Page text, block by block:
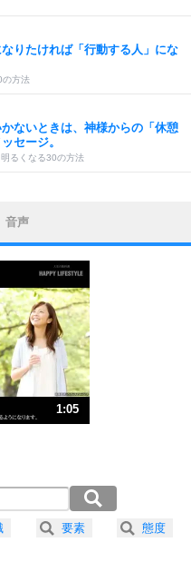
なりたければ「行動する人」にな
の方法
ないときは、神様からの「休憩
セージ。
るくなる30の方法
人を見ない。
なる30の方法
ない原因は、行動しないから。
る30の方法
なるもの。
法
怒りを優しさで表現する。
音声
1:05
要素 態度